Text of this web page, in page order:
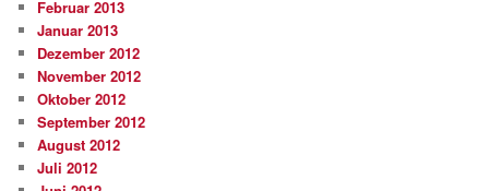
Februar 2013
Januar 2013
Dezember 2012
November 2012
Oktober 2012
September 2012
August 2012
Juli 2012